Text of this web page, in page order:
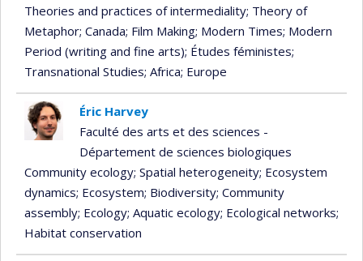
Theories and practices of intermediality; Theory of
Metaphor; Canada; Film Making; Modern Times; Modern
Period (writing and fine arts); Études féministes;
Transnational Studies; Africa; Europe
Éric Harvey
Faculté des arts et des sciences -
Département de sciences biologiques
Community ecology; Spatial heterogeneity; Ecosystem
dynamics; Ecosystem; Biodiversity; Community
assembly; Ecology; Aquatic ecology; Ecological networks;
Habitat conservation